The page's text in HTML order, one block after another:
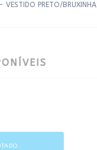
VESTIDO PRETO/BRUXINHA